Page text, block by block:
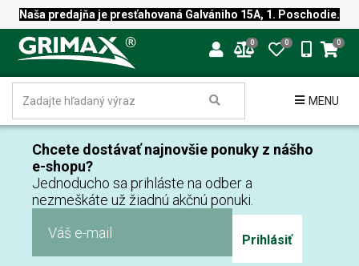
Naša predajňa je presťahovaná Galvániho 15A, 1. Poschodie.
0 0 0
MENU
Chcete dostávať najnovšie ponuky z nášho
e-shopu?
Jednoducho sa prihláste na odber a
nezmeškáte už žiadnú akčnú ponuki.
Prihlásiť